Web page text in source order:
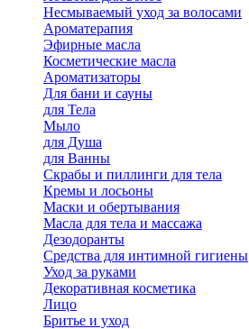
Несмываемый уход за волосами
Ароматерапия
Эфирные масла
Косметические масла
Ароматизаторы
Для бани и сауны
для Тела
Мыло
для Душа
для Ванны
Скрабы и пиллинги для тела
Кремы и лосьоны
Маски и обертывания
Масла для тела и массажа
Дезодоранты
Средства для интимной гигиены
Уход за руками
Декоративная косметика
Лицо
Бритье и уход